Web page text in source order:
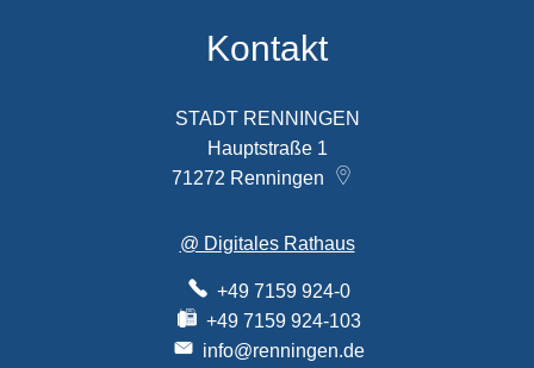
Kontakt
STADT RENNINGEN
Hauptstraße 1
71272 Renningen
@ Digitales Rathaus
+49 7159 924-0
+49 7159 924-103
info@renningen.de